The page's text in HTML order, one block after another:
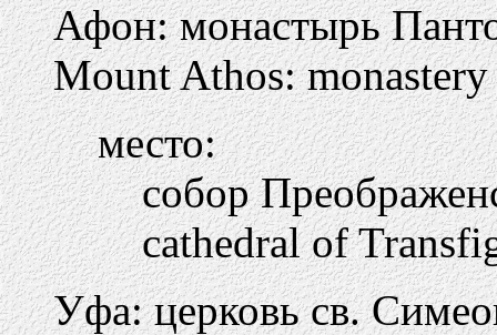
Афон: монастырь
Mount Athos:
место:
собор
cathedral of
Уфа: церковь св.